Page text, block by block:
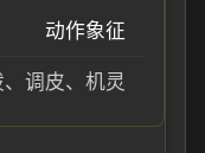
动作象征
调皮、机灵